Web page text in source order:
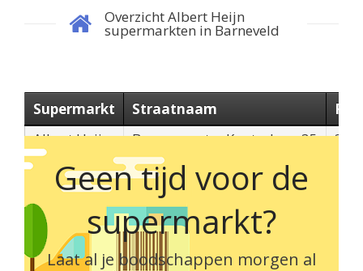
Overzicht Albert Heijn
supermarkten in Barneveld
Supermarkt Straatnaam
Albert Heijn
Burgemeester Kuntzelaan 35
Geen tijd voor de
supermarkt?
Laat al je boodschappen morgen al